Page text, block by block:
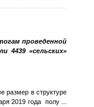
проведенной
4439 «сельских»
размер в структуре
2019 года полу